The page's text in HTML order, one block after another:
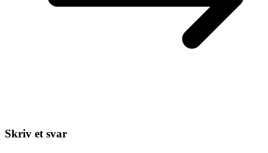
Skriv et svar